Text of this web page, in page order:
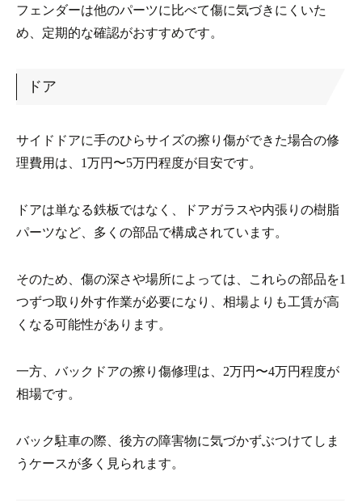
フェンダーは他のパーツに比べて傷に気づきにくいた
め、定期的な確認がおすすめです。
ドア
サイドドアに手のひらサイズの擦り傷ができた場合の修
理費用は、1万円〜5万円程度が目安です。
ドアは単なる鉄板ではなく、ドアガラスや内張りの樹脂
パーツなど、多くの部品で構成されています。
そのため、傷の深さや場所によっては、これらの部品を1
つずつ取り外す作業が必要になり、相場よりも工賃が高
くなる可能性があります。
一方、バックドアの擦り傷修理は、2万円〜4万円程度が
相場です。
バック駐車の際、後方の障害物に気づかずぶつけてしま
うケースが多く見られます。